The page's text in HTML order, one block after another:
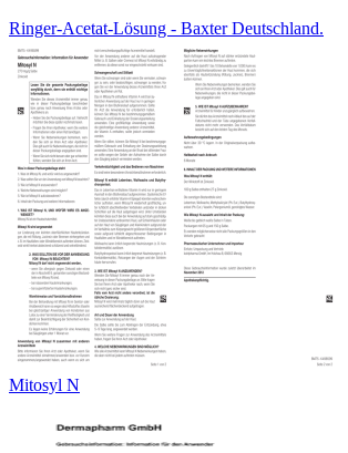
Ringer-Acetat-Lösung - Baxter Deutschland.
Mitosyl N